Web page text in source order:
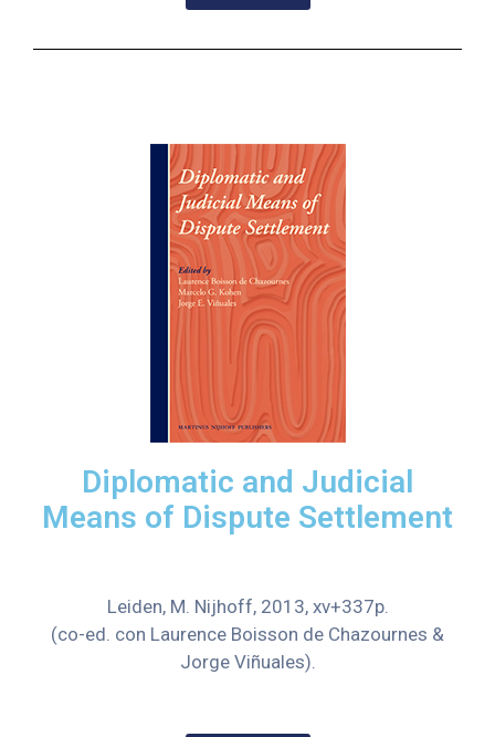
Diplomatic and Judicial
Means of Dispute Settlement
Leiden, M. Nijhoff, 2013, xv+337p.
(co-ed. con Laurence Boisson de Chazournes &
Jorge Viñuales).